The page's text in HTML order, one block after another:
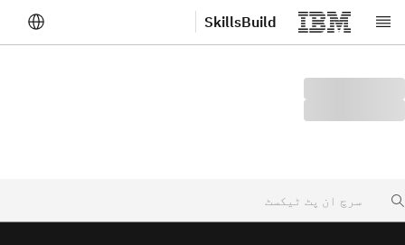
اصلی مواد پر جائیںSkillsBuild
Search